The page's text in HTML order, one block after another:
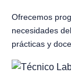
Ofrecemos
necesidades
prácticas y